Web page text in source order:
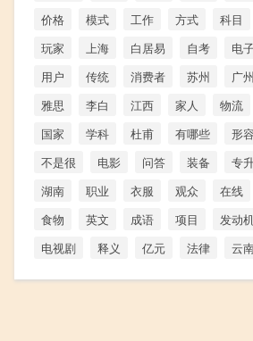
价格
模式 工作 方式 科目
玩家
上海 白居易 自考 电
用户
传统 消费者 苏州 广州
雅思
李白 江西 家人 物流
国家
学科 杜甫 有哪些 形容
不是很
电影 问答 装备 专
湖南
职业 衣服 观众 在线
食物
英文 成语 项目 发动
电视剧
释义 亿元 法律 云